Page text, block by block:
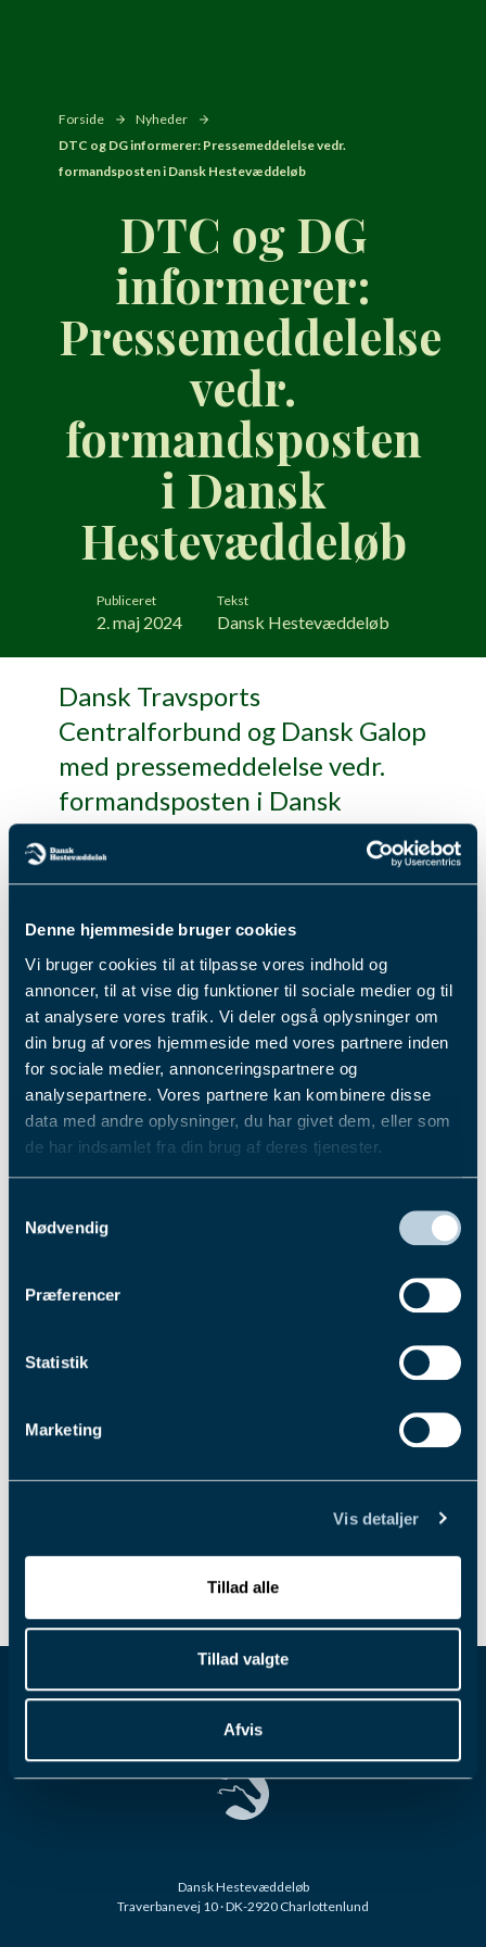
Denne hjemmeside bruger cookies
Vi bruger cookies til at tilpasse vores indhold og
annoncer, til at vise dig funktioner til sociale medier og til
at analysere vores trafik. Vi deler også oplysninger om
din brug af vores hjemmeside med vores partnere inden
for sociale medier, annonceringspartnere og
analysepartnere. Vores partnere kan kombinere disse
data med andre oplysninger, du har givet dem, eller som
de har indsamlet fra din brug af deres tjenester.
personoplysninger i vores privatlivspolitik, som du
Nødvendig
Præferencer
Statistik
Marketing
Vis detaljer
Tillad alle
Tillad valgte
Afvis
Forside
Nyheder
DTC og DG informerer: Pressemeddelelse vedr.
formandsposten i Dansk Hestevæddeløb
DTC og DG
informerer:
Pressemeddelelse
vedr.
formandsposten
i Dansk
Hestevæddeløb
Publiceret
2. maj 2024
Tekst
Dansk Hestevæddeløb
Dansk Travsports
Centralforbund og Dansk Galop
med pressemeddelelse vedr.
formandsposten i Dansk
Hestevæddeløb.
Læs mereher.
Fik du læst...
Pointberegning til Dansk Trav
er først skridt taget for 77 hestes vedkommende, når de
skal forsøge at få en startplads i kampen om travets blå
Se flere nyheder
Dansk Hestevæddeløb
Traverbanevej 10 · DK-2920 Charlottenlund